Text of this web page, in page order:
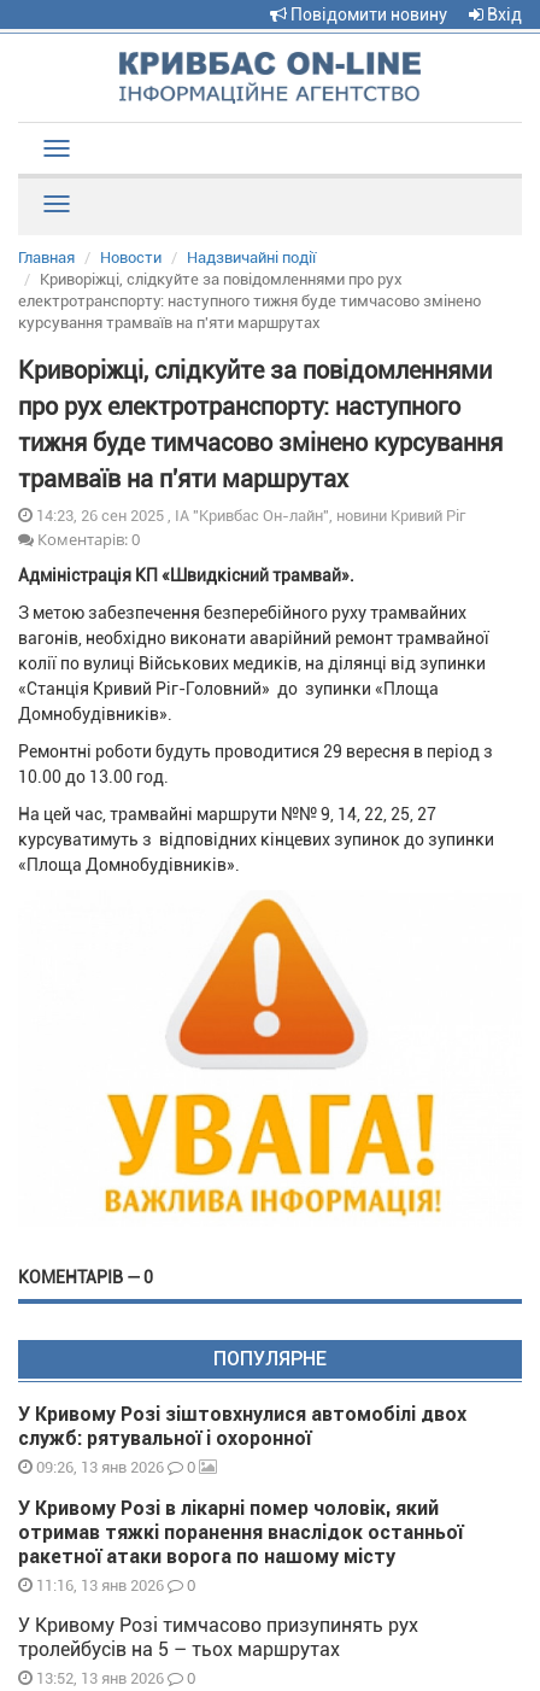
Повідомити новину Вхід
navigation
Главная Новости
Надзвичайні події
Криворіжці, слідкуйте за повідомленнями про рух
електротранспорту: наступного тижня буде тимчасово змінено
курсування трамваїв на п'яти маршрутах
Криворіжці, слідкуйте за повідомленнями
про рух електротранспорту: наступного
тижня буде тимчасово змінено курсування
трамваїв на п'яти маршрутах
14:23, 26 сен 2025 , ІА "Кривбас Он-лайн", новини Кривий Ріг
Коментарів: 0
Адміністрація КП «Швидкісний трамвай».
З метою забезпечення безперебійного руху трамвайних
вагонів, необхідно виконати аварійний ремонт трамвайної
колії по вулиці Військових медиків, на ділянці від зупинки
«Станція Кривий Ріг-Головний» до зупинки «Площа
Домнобудівників».
Ремонтні роботи будуть проводитися 29 вересня в період з
10.00 до 13.00 год.
На цей час, трамвайні маршрути №№ 9, 14, 22, 25, 27
курсуватимуть з відповідних кінцевих зупинок до зупинки
«Площа Домнобудівників».
КОМЕНТАРІВ — 0
ПОПУЛЯРНЕ
У Кривому Розі зіштовхнулися автомобілі двох
служб: рятувальної і охоронної
09:26, 13 янв 2026 0
У Кривому Розі в лікарні помер чоловік, який
отримав тяжкі поранення внаслідок останньої
ракетної атаки ворога по нашому місту
11:16, 13 янв 2026 0
У Кривому Розі тимчасово призупинять рух
тролейбусів на 5 – тьох маршрутах
13:52, 13 янв 2026 0